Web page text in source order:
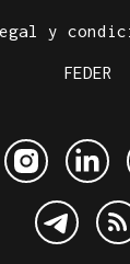
y
FEDER